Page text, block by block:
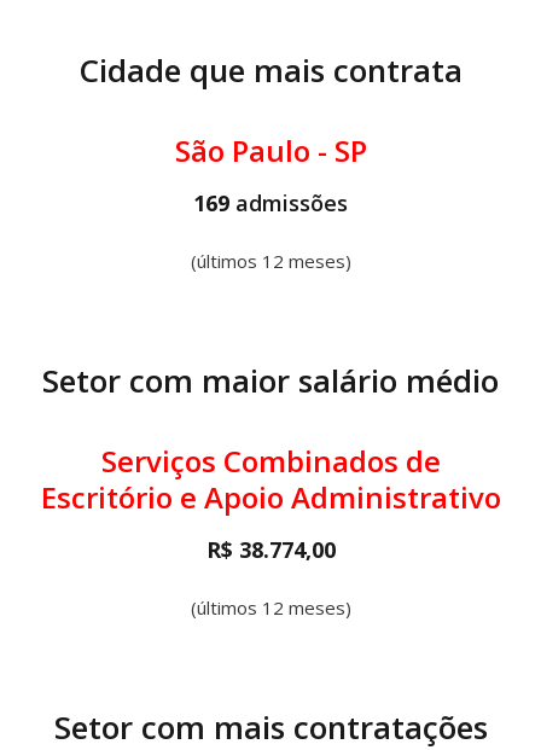
Cidade que mais contrata
São Paulo - SP
169 admissões
(últimos 12 meses)
Setor com maior salário médio
Serviços Combinados de
Escritório e Apoio Administrativo
R$ 38.774,00
(últimos 12 meses)
Setor com mais contratações